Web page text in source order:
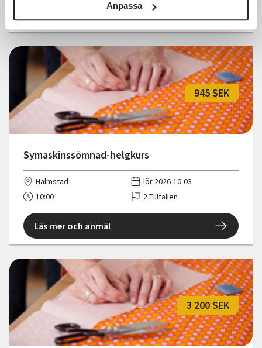
Anpassa
Symaskinssömnad-helgkurs
945 SEK
Halmstad
lör 2026-10-03
10:00
2 Tillfällen
Läs mer och anmäl
3 200 SEK